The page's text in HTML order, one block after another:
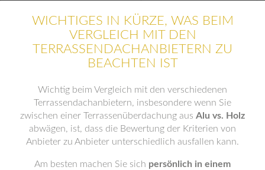
WICHTIGES IN KÜRZE, WAS BEIM
VERGLEICH MIT DEN
TERRASSENDACHANBIETERN ZU
BEACHTEN IST
Wichtig beim Vergleich mit den verschiedenen
Terrassendachanbietern, insbesondere wenn Sie
zwischen einer Terrassenüberdachung aus Alu vs. Holz
abwägen, ist, dass die Bewertung der Kriterien von
Anbieter zu Anbieter unterschiedlich ausfallen kann.
Am besten machen Sie sich persönlich in einem